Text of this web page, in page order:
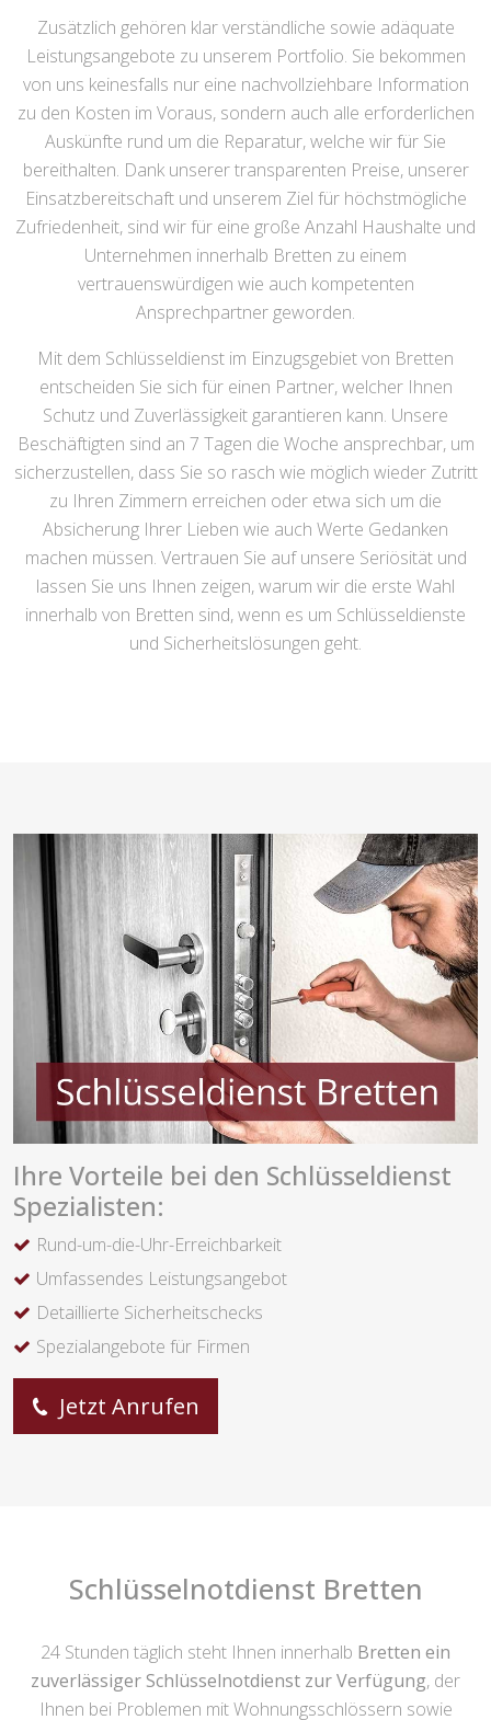
Zusätzlich gehören klar verständliche sowie adäquate
Leistungsangebote zu unserem Portfolio. Sie bekommen
von uns keinesfalls nur eine nachvollziehbare Information
zu den Kosten im Voraus, sondern auch alle erforderlichen
Auskünfte rund um die Reparatur, welche wir für Sie
bereithalten. Dank unserer transparenten Preise, unserer
Einsatzbereitschaft und unserem Ziel für höchstmögliche
Zufriedenheit, sind wir für eine große Anzahl Haushalte und
Unternehmen innerhalb Bretten zu einem
vertrauenswürdigen wie auch kompetenten
Ansprechpartner geworden.
Mit dem Schlüsseldienst im Einzugsgebiet von Bretten
entscheiden Sie sich für einen Partner, welcher Ihnen
Schutz und Zuverlässigkeit garantieren kann. Unsere
Beschäftigten sind an 7 Tagen die Woche ansprechbar, um
sicherzustellen, dass Sie so rasch wie möglich wieder Zutritt
zu Ihren Zimmern erreichen oder etwa sich um die
Absicherung Ihrer Lieben wie auch Werte Gedanken
machen müssen. Vertrauen Sie auf unsere Seriösität und
lassen Sie uns Ihnen zeigen, warum wir die erste Wahl
innerhalb von Bretten sind, wenn es um Schlüsseldienste
und Sicherheitslösungen geht.
Ihre Vorteile bei den Schlüsseldienst
Spezialisten:
Rund-um-die-Uhr-Erreichbarkeit
Umfassendes Leistungsangebot
Detaillierte Sicherheitschecks
Spezialangebote für Firmen
Jetzt Anrufen
Schlüsselnotdienst Bretten
24 Stunden täglich steht Ihnen innerhalb Bretten ein
zuverlässiger Schlüsselnotdienst zur Verfügung, der
Ihnen bei Problemen mit Wohnungsschlössern sowie